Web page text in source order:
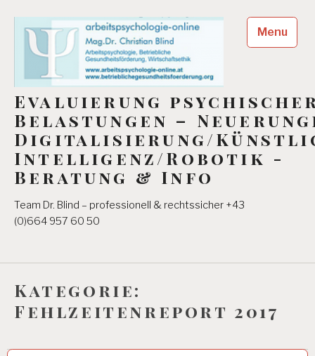
content
Evaluierung
Belastungen –
Digitalisierung/
Intelligenz/Robotik -
Beratung & Info
Team Dr. Blind – professionell & rechtssicher +43
(0)664 957 60 50
Menu
Kategorie:
Fehlzeitenreport 2017